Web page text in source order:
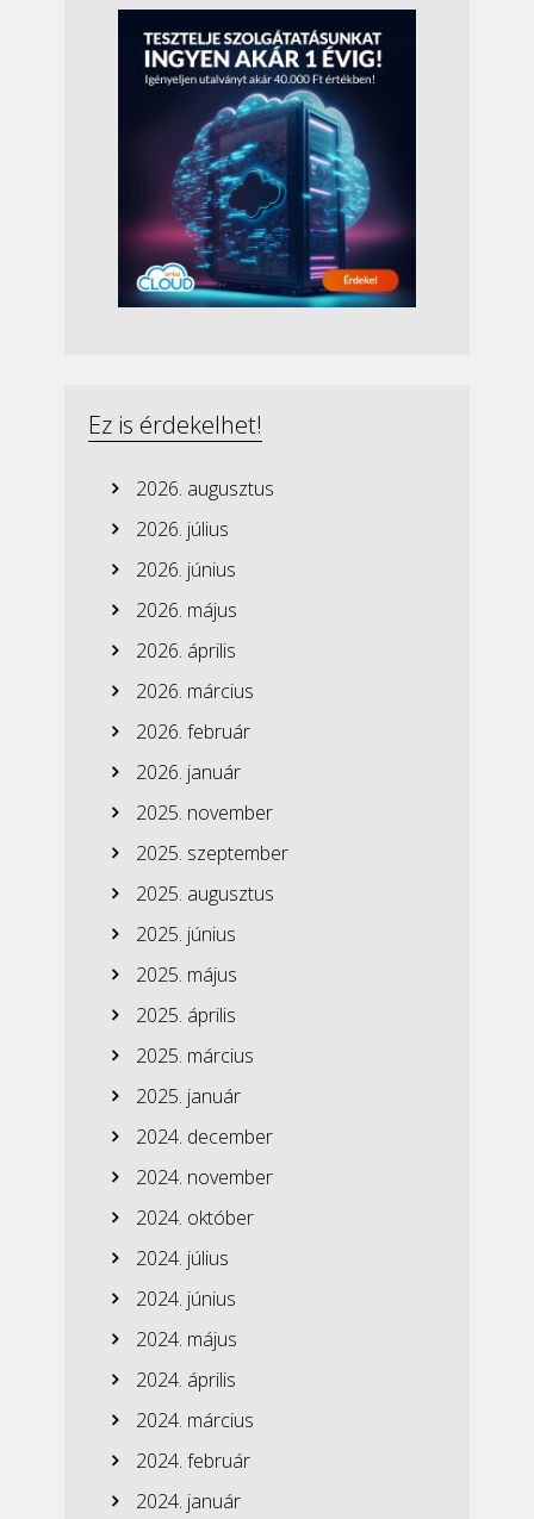
Ez is érdekelhet!
2026. augusztus
2026. július
2026. június
2026. május
2026. április
2026. március
2026. február
2026. január
2025. november
2025. szeptember
2025. augusztus
2025. június
2025. május
2025. április
2025. március
2025. január
2024. december
2024. november
2024. október
2024. július
2024. június
2024. május
2024. április
2024. március
2024. február
2024. január